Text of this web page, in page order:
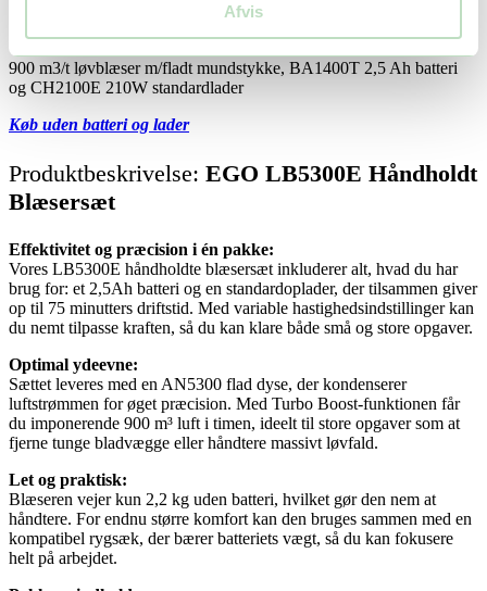
Afvis
900 m3/t løvblæser m/fladt mundstykke, BA1400T 2,5 Ah batteri
og CH2100E 210W standardlader
Køb uden batteri og lader
Produktbeskrivelse: EGO LB5300E Håndholdt
Blæsersæt
Effektivitet og præcision i én pakke:
Vores LB5300E håndholdte blæsersæt inkluderer alt, hvad du har
brug for: et 2,5Ah batteri og en standardoplader, der tilsammen giver
op til 75 minutters driftstid. Med variable hastighedsindstillinger kan
du nemt tilpasse kraften, så du kan klare både små og store opgaver.
Optimal ydeevne:
Sættet leveres med en AN5300 flad dyse, der kondenserer
luftstrømmen for øget præcision. Med Turbo Boost-funktionen får
du imponerende 900 m³ luft i timen, ideelt til store opgaver som at
fjerne tunge bladvægge eller håndtere massivt løvfald.
Let og praktisk:
Blæseren vejer kun 2,2 kg uden batteri, hvilket gør den nem at
håndtere. For endnu større komfort kan den bruges sammen med en
kompatibel rygsæk, der bærer batteriets vægt, så du kan fokusere
helt på arbejdet.